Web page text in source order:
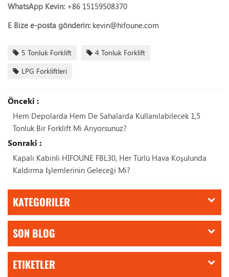
WhatsApp Kevin: +86 15159508370
E Bize e-posta gönderin: kevin@hifoune.com
5 Tonluk Forklift
4 Tonluk Forklift
LPG Forkliftleri
Önceki :
Hem Depolarda Hem De Sahalarda Kullanılabilecek 1,5
Tonluk Bir Forklift Mi Arıyorsunuz?
Sonraki :
Kapalı Kabinli HIFOUNE FBL30, Her Türlü Hava Koşulunda
Kaldırma İşlemlerinin Geleceği Mi?
KATEGORILER
SON BLOG
ETIKETLER